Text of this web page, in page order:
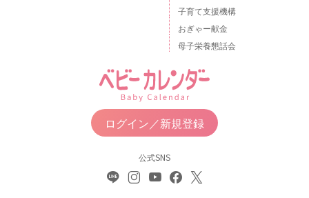
子育て支援機構
おぎゃー献金
母子栄養懇話会
ログイン／新規登録
公式SNS